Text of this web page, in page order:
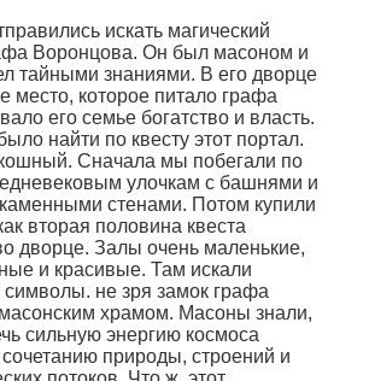
искать магический
Воронцова. Он был масоном и
тайными знаниями. В его дворце
место, которое питало графа
его семье богатство и власть.
найти по квесту этот портал.
Сначала мы побегали по
улочкам с башнями и
стенами. Потом купили
вторая половина квеста
дворце. Залы очень маленькие,
и красивые. Там искали
символы. не зря замок графа
храмом. Масоны знали,
сильную энергию космоса
сочетанию природы, строений и